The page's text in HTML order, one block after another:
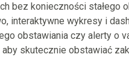
bez konieczności stałego
interaktywne wykresy i
obstawiania czy alerty o
skutecznie obstawiać